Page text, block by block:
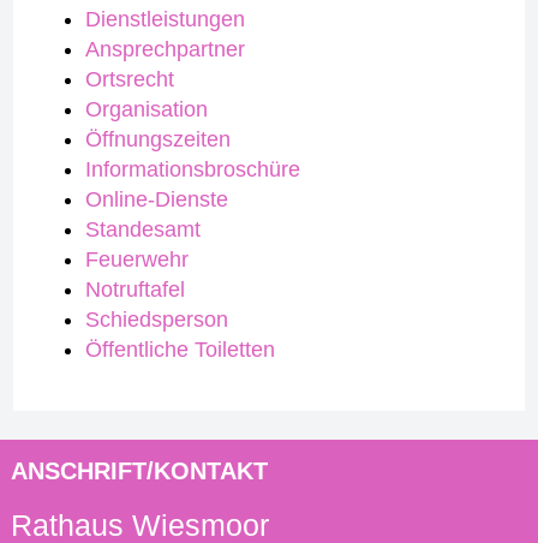
Dienstleistungen
Ansprechpartner
Ortsrecht
Organisation
Öffnungszeiten
Informationsbroschüre
Online-Dienste
Standesamt
Feuerwehr
Notruftafel
Schiedsperson
Öffentliche Toiletten
ANSCHRIFT/KONTAKT
Rathaus Wiesmoor